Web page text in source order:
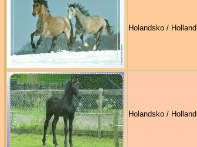
Holandsko / Holland
Holandsko / Holland